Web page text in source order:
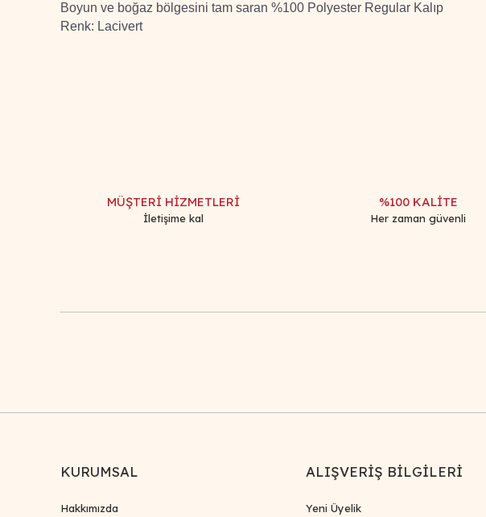
Boyun ve boğaz bölgesini tam saran %100 Polyester Regular Kalıp
Renk: Lacivert
Ürün fiyatı diğer sitelerden daha pahalı.
MÜŞTERİ HİZMETLERİ
İletişime kal
%100 KALİTE
Her zaman güvenli
KURUMSAL
Hakkımızda
ALIŞVERİŞ BİLGİLERİ
Yeni Üyelik